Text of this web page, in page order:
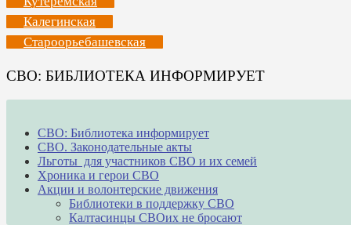
Калегинская
Староорьебашевская
СВО: БИБЛИОТЕКА ИНФОРМИРУЕТ
СВО: Библиотека информирует
СВО. Законодательные акты
Льготы для участников СВО и их семей
Хроника и герои СВО
Акции и волонтерские движения
Библиотеки в поддержку СВО
Калтасинцы СВОих не бросают